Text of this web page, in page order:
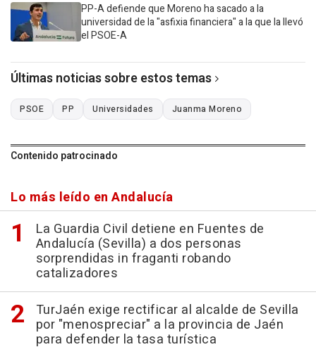
PP-A defiende que Moreno ha sacado a la
universidad de la "asfixia financiera" a la que la llevó
el PSOE-A
Últimas noticias sobre estos temas
PSOE PP Universidades Juanma Moreno
Contenido patrocinado
Lo más leído en Andalucía
La Guardia Civil detiene en Fuentes de
Andalucía (Sevilla) a dos personas
sorprendidas in fraganti robando
catalizadores
TurJaén exige rectificar al alcalde de Sevilla
por "menospreciar" a la provincia de Jaén
para defender la tasa turística